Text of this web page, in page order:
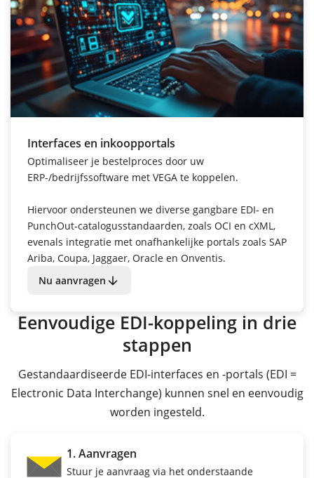
Interfaces en inkoopportals
Optimaliseer je bestelproces door uw
ERP-/bedrijfssoftware met VEGA te koppelen.
Hiervoor ondersteunen we diverse gangbare EDI- en
PunchOut-catalogusstandaarden, zoals OCI en cXML,
evenals integratie met onafhankelijke portals zoals SAP
Ariba, Coupa, Jaggaer, Oracle en Onventis.
Nu aanvragen arrow_downward
Eenvoudige EDI-koppeling in drie
stappen
Gestandaardiseerde EDI-interfaces en -portals (EDI =
Electronic Data Interchange) kunnen snel en eenvoudig
worden ingesteld.
1. Aanvragen
Stuur je aanvraag via het onderstaande